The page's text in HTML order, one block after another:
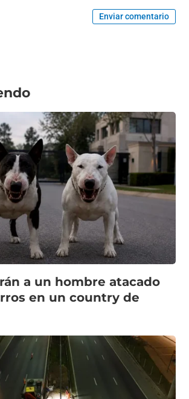
Enviar comentario
a un hombre atacado
en un country de